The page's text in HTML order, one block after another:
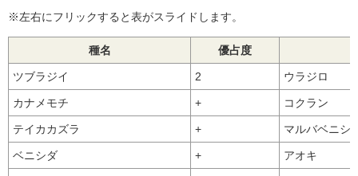
※左右にフリックすると表がスライドします。
種名 優占度
ツブラジイ 2 ウラジロ
カナメモチ + コクラン
テイカカズラ + マルバベニシ
ベニシダ + アオキ